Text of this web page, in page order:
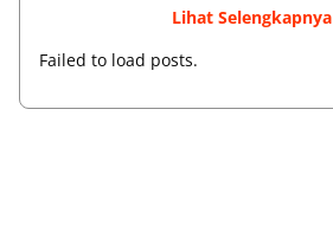
Lihat Selengkapnya
Failed to load posts.